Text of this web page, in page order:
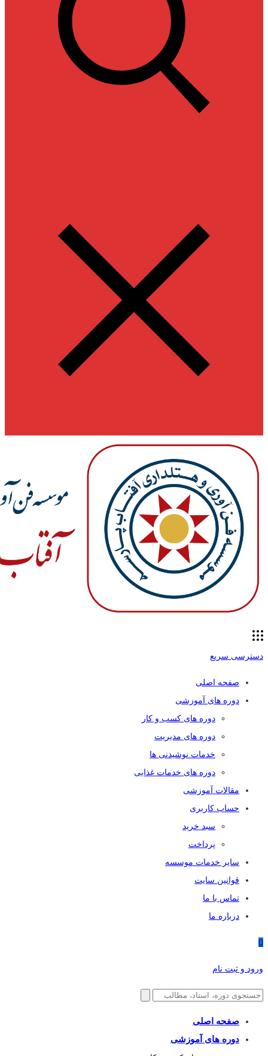
دسترسی سریع
صفحه اصلی
دوره های آموزشی
دوره های کسب و کار
دوره های مدیریت
خدمات نوشیدنی ها
دوره های خدمات غذایی
مقالات آموزشی
حساب کاربری
سبد خرید
پرداخت
سایر خدمات موسسه
قوانین سایت
تماس با ما
درباره ما
0
ورود و ثبت نام
صفحه اصلی
دوره های آموزشی